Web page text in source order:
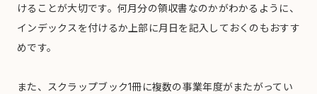
けることが大切です。何月分の領収書なのかがわかるように、
インデックスを付けるか上部に月日を記入しておくのもおすす
めです。
また、スクラップブック1冊に複数の事業年度がまたがってい